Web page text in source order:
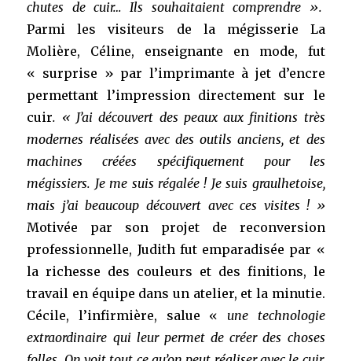
chutes de cuir… Ils souhaitaient comprendre ».
Parmi les visiteurs de la mégisserie La
Molière, Céline, enseignante en mode, fut
« surprise » par l’imprimante à jet d’encre
permettant l’impression directement sur le
cuir. « J’ai découvert des peaux aux finitions très
modernes réalisées avec des outils anciens, et des
machines créées spécifiquement pour les
mégissiers. Je me suis régalée ! Je suis graulhetoise,
mais j’ai beaucoup découvert avec ces visites ! »
Motivée par son projet de reconversion
professionnelle, Judith fut emparadisée par «
la richesse des couleurs et des finitions, le
travail en équipe dans un atelier, et la minutie.
Cécile, l’infirmière, salue « une technologie
extraordinaire qui leur permet de créer des choses